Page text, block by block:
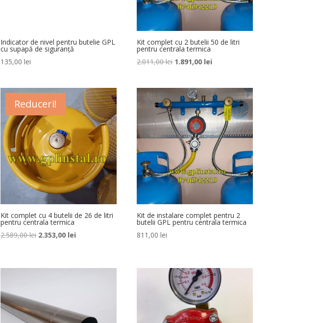
Indicator de nivel pentru butelie GPL
cu supapă de siguranță
135,00lei
Kit complet cu 2 butelii 50 de litri
pentru centrala termica
2.011,00lei Prețul
fost:
2.011,00 lei.
1.891,00 lei
1.891,00 lei.
Reduceri!
Kit complet cu 4 butelii de 26 de litri
pentru centrala termica
2.589,00lei Prețul
fost:
2.353,00 lei
2.353,00 lei.
Kit de instalare complet pentru 2
butelii GPL pentru centrala termica
811,00lei